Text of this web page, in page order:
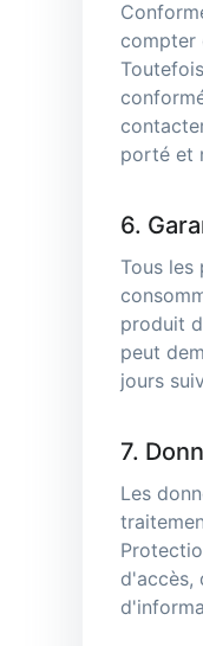
compter
porté et
6.
Tous
produit
peut
jours
7.
Les
d'accès,